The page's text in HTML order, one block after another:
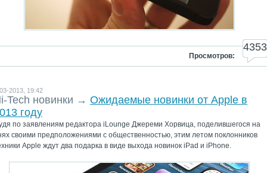
4353
Просмотров:
2013, 19:42
Tech новинки → Ожидаемые новинки от Apple в
году
по заявлениям редактора iLounge Джереми Хорвица, поделившегося на
своими предположениями с общественностью, этим летом поклонников
Apple ждут два подарка в виде выхода новинок iPad и iPhone.